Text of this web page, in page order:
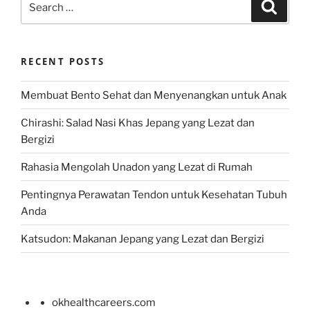
RECENT POSTS
Membuat Bento Sehat dan Menyenangkan untuk Anak
Chirashi: Salad Nasi Khas Jepang yang Lezat dan
Bergizi
Rahasia Mengolah Unadon yang Lezat di Rumah
Pentingnya Perawatan Tendon untuk Kesehatan Tubuh
Anda
Katsudon: Makanan Jepang yang Lezat dan Bergizi
okhealthcareers.com